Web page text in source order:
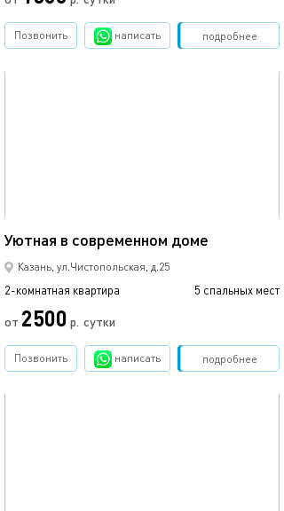
подробнее
Позвонить написать Забронировать
Уютная в современном доме
Казань, ул.Чистопольская, д.25
2-комнатная квартира 5 спальных мест
от 2500 р. сутки
подробнее
Позвонить написать Забронировать